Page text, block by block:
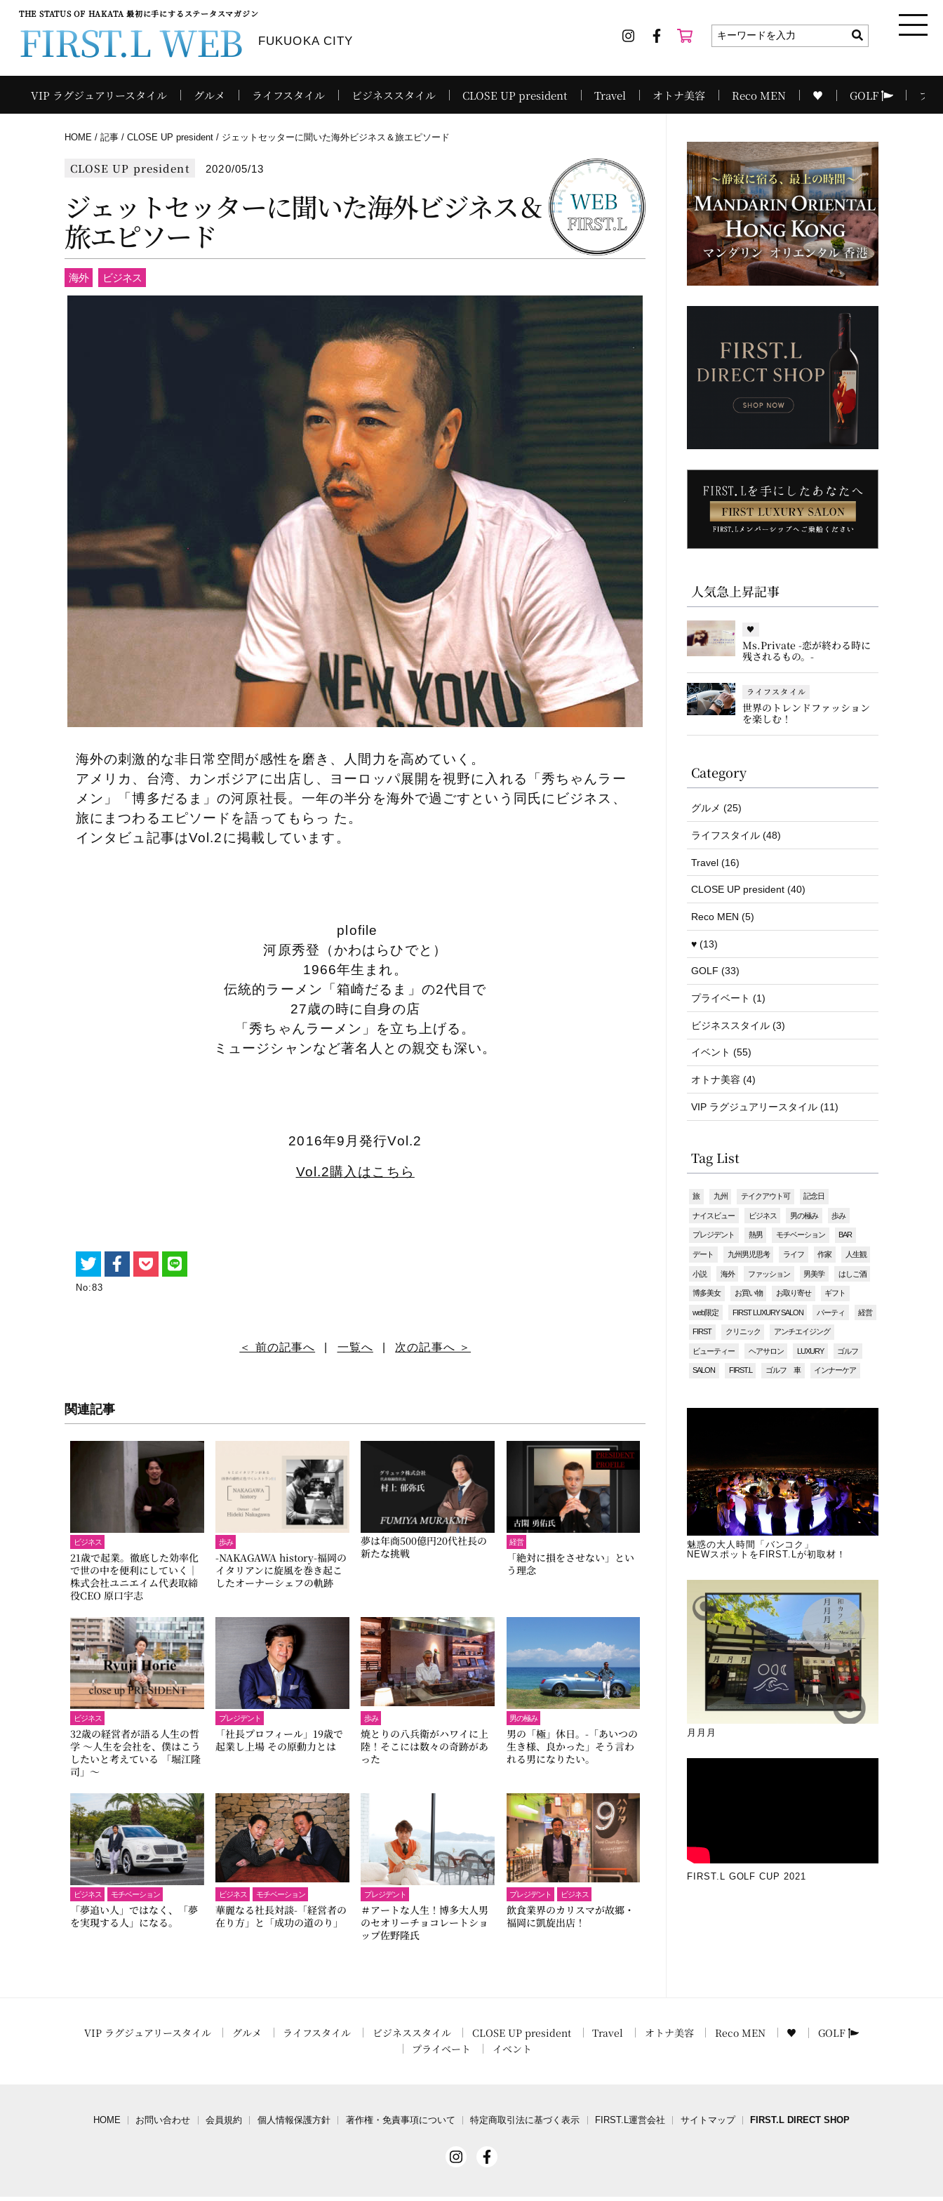
THE STATUS OF HAKATA 最初に手にするステータスマガジン
FIRST.L WEB FUKUOKA CITY
VIP ラグジュアリースタイル グルメ ライフスタイル ビジネススタイル CLOSE UP president Travel オトナ美容 Reco MEN ♥ GOLF プ
HOME 記事 CLOSE UP president ジェットセッターに聞いた海外ビジネス＆旅エピソード
CLOSE UP president 2020/05/13
ジェットセッターに聞いた海外ビジネス＆
旅エピソード
海外 ビジネス
海外の刺激的な非日常空間が感性を磨き、
人間力を高めていく。
アメリカ、台湾、カンボジアに出店し、
ヨーロッパ展開を視野に入れる「 秀ちゃんラー
メン」「博多だるま」の河原社長。 一年の半分を海外で過ごすという同氏に ビジネス、
旅にまつわるエピソードを語ってもらっ た。
インタビュ記事はVol.2に掲載しています。
plofile
河原秀登（かわはらひでと）
1966年生まれ。
伝統的ラーメン「箱崎だるま」の2代目で
27歳の時に自身の店
「秀ちゃんラーメン」を立ち上げる。
ミュージシャンなど著名人との親交も深い。
2016年9月発行Vol.2
Vol.2購入はこちら
No:83
＜ 前の記事へ 一覧へ 次の記事へ ＞
関連記事
ビジネス
21歳で起業。徹底した効率化
で世の中を便利にしていく｜
株式会社ユニエイム代表取締
役CEO 原口宇志
歩み
-NAKAGAWA history-福岡の
イタリアンに旋風を巻き起こ
したオーナーシェフの軌跡
夢は年商500億円20代社長の
新たな挑戦
経営
「絶対に損をさせない」とい
う理念
ビジネス
32歳の経営者が語る人生の哲
学 ～人生を会社を、僕はこう
したいと考えている 「堀江隆
司」～
プレジデント
「社長プロフィール」19歳で
起業し上場 その原動力とは
歩み
焼とりの八兵衛がハワイに上
陸！そこには数々の奇跡があ
った
男の極み
男の「極」休日。-「あいつの
生き様、良かった」そう言わ
れる男になりたい。
ビジネス モチベーション
「夢追い人」ではなく、「夢
を実現する人」になる。
ビジネス モチベーション
華麗なる社長対談-「経営者の
在り方」と「成功の道のり」
プレジデント
＃アートな人生！博多大人男
のセオリーチョコレートショ
ップ佐野隆氏
プレジデント ビジネス
飲食業界のカリスマが故郷・
福岡に凱旋出店！
人気急上昇記事
♥
Ms.Private -恋が終わる時に
残されるもの。-
ライフスタイル
世界のトレンドファッション
を楽しむ！
Category
グルメ (25)
ライフスタイル (48)
Travel (16)
CLOSE UP president (40)
Reco MEN (5)
♥ (13)
GOLF (33)
プライベート (1)
ビジネススタイル (3)
イベント (55)
オトナ美容 (4)
VIP ラグジュアリースタイル (11)
Tag List
旅 九州 テイクアウト可 記念日
ナイスビュー ビジネス 男の極み 歩み
プレジデント 熱男 モチベーション BAR
デート 九州男児思考 ライフ 作家 人生観
小説 海外 ファッション 男美学 はしご酒
博多美女 お買い物 お取り寄せ ギフト
web限定 FIRST LUXURY SALON パーティ 経営
FIRST クリニック アンチエイジング
ビューティー ヘアサロン LUXURY ゴルフ
SALON FIRST.L ゴルフ 車 インナーケア
魅惑の大人時間「バンコク」
NEWスポットをFIRST.Lが初取材！
月月月
FIRST.L GOLF CUP 2021
VIP ラグジュアリースタイル グルメ ライフスタイル ビジネススタイル CLOSE UP president Travel オトナ美容 Reco MEN ♥
GOLF
プライベート
イベント
HOME お問い合わせ 会員規約 個人情報保護方針 著作権・免責事項について 特定商取引法に基づく表示 FIRST.L運営会社 サイトマップ FIRST.L DIRECT SHOP